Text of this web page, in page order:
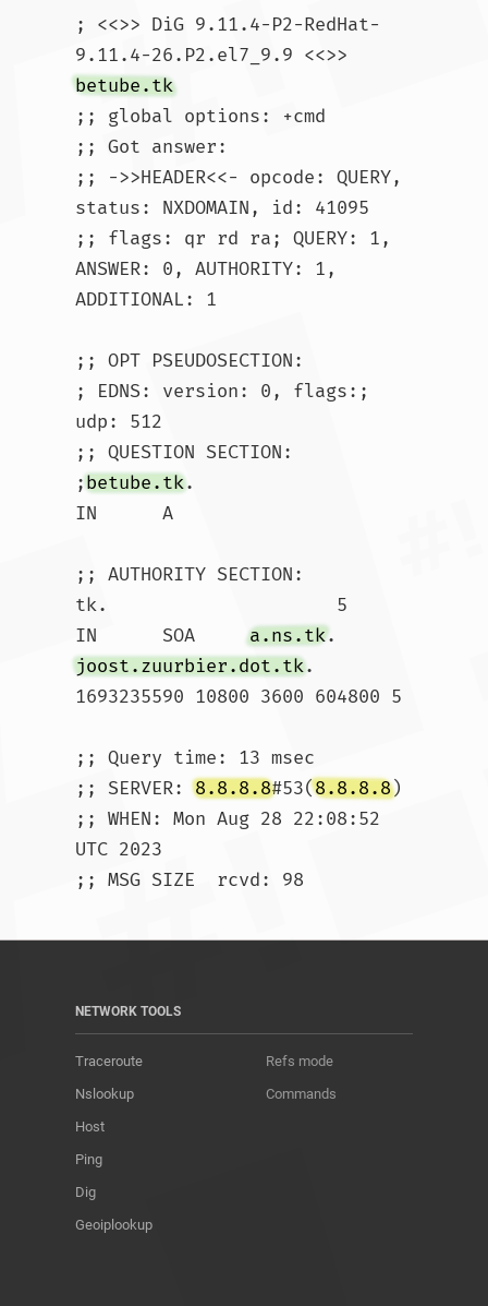
; <<>> DiG 9.11.4-P2-RedHat-
9.11.4-26.P2.el7_9.9 <<>>
betube.tk
;; global options: +cmd
;; Got answer:
;; ->>HEADER<<- opcode: QUERY,
status: NXDOMAIN, id: 41095
;; flags: qr rd ra; QUERY: 1,
ANSWER: 0, AUTHORITY: 1,
ADDITIONAL: 1
;; OPT PSEUDOSECTION:
; EDNS: version: 0, flags:;
udp: 512
;; QUESTION SECTION:
;betube.tk.
IN	A
;; AUTHORITY SECTION:
tk.			5
IN	SOA a.ns.tk.
joost.zuurbier.dot.tk.
1693235590 10800 3600 604800 5
;; Query time: 13 msec
;; SERVER: 8.8.8.8#53(8.8.8.8)
;; WHEN: Mon Aug 28 22:08:52
UTC 2023
NETWORK TOOLS
Traceroute
Nslookup
Host
Ping
Dig
Geoiplookup
Refs mode
Commands